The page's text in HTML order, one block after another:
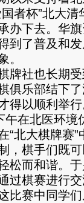
者杯”北大
办下去。华
到了普及和
。
社也长期受
俱乐部结下
得以顺利举
在北医环境
“北大棋牌赛
，棋手们既
松而和谐。
过棋赛进行
比赛中同学